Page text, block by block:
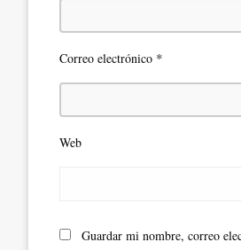
Correo electrónico *
Web
Guardar mi nombre, correo